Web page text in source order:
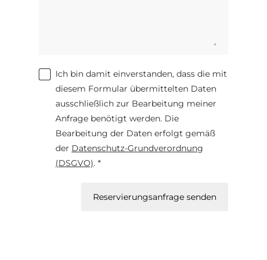
Ich bin damit einverstanden, dass die mit
diesem Formular übermittelten Daten
ausschließlich zur Bearbeitung meiner
Anfrage benötigt werden. Die
Bearbeitung der Daten erfolgt gemäß
der Datenschutz-Grundverordnung
(DSGVO). *
Reservierungsanfrage senden